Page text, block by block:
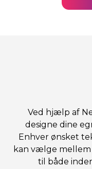
Ved hjælp af
designe dine
Enhver ønsket
kan vælge
til både